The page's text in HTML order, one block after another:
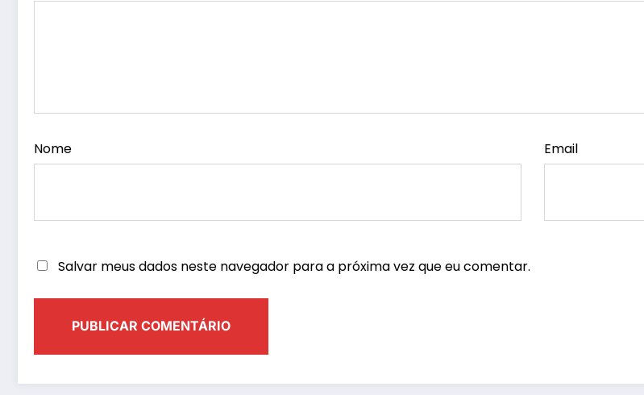
Nome Email
Salvar meus dados neste navegador para a próxima vez que eu comentar.